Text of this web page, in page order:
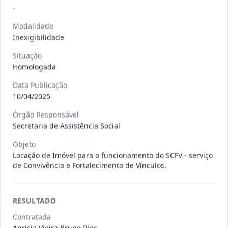
027/2026
Pregão
Eletrônico
Situação:
Em Andamento
Data:13/07/2026
025/2026
Pregão
Eletrônico
CONTRATAÇÃO DE EMPRESA PARA
LOCAÇÃO...
-
Modalidade
Inexigibilidade
Situação
Homologada
Data Publicação
10/04/2025
Órgão Responsável
Secretaria de Assistência Social
Objeto
Locação de Imóvel para o funcionamento do SCFV - serviço
de Convivência e Fortalecimento de Vínculos.
RESULTADO
Contratada